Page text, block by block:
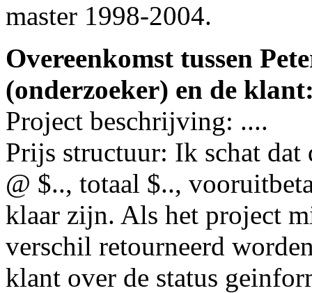
master 1998-2004.
Overeenkomst tussen
(onderzoeker) en de
Project beschrijving: ....
Prijs structuur: Ik schat
@ $.., totaal $..,
klaar zijn. Als het project
verschil retourneerd
klant over de status